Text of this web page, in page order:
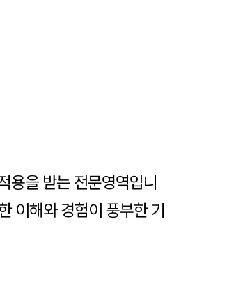
용을 받는 전문영역입니
이해와 경험이 풍부한 기